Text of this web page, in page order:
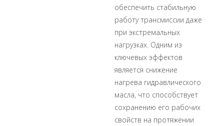
обеспечить стабильную
работу трансмиссии даже
при экстремальных
нагрузках. Одним из
ключевых эффектов
является снижение
нагрева гидравлического
масла, что способствует
сохранению его рабочих
свойств на протяжении